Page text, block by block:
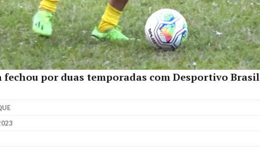
fechou por duas temporadas com Desportivo Brasil